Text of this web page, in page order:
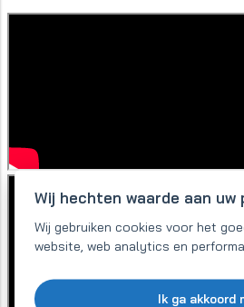
Wij hechten waarde aan uw
Wij gebruiken cookies voor het
website, web analytics en
Ik ga akkoord